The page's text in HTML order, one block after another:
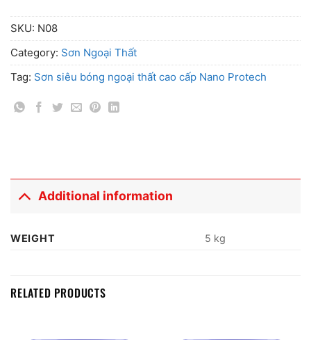
SKU: N08
Category: Sơn Ngoại Thất
Tag: Sơn siêu bóng ngoại thất cao cấp Nano Protech
Additional information
WEIGHT 5 kg
RELATED PRODUCTS